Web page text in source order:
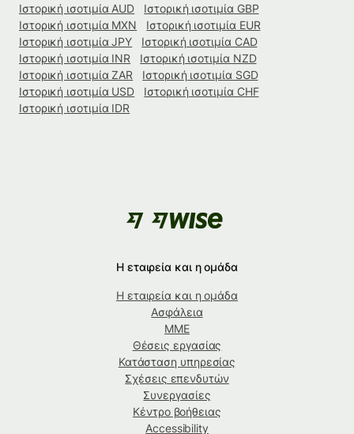
Ιστορική ισοτιμία AUD
Ιστορική ισοτιμία GBP
Ιστορική ισοτιμία MXN
Ιστορική ισοτιμία EUR
Ιστορική ισοτιμία JPY
Ιστορική ισοτιμία CAD
Ιστορική ισοτιμία INR
Ιστορική ισοτιμία NZD
Ιστορική ισοτιμία ZAR
Ιστορική ισοτιμία SGD
Ιστορική ισοτιμία USD
Ιστορική ισοτιμία CHF
Ιστορική ισοτιμία IDR
Η εταιρεία και η ομάδα
Η εταιρεία και η ομάδα
Ασφάλεια
ΜΜΕ
Θέσεις εργασίας
Κατάσταση υπηρεσίας
Σχέσεις επενδυτών
Συνεργασίες
Κέντρο βοήθειας
Accessibility